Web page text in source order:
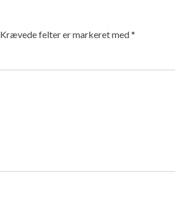
Krævede felter er markeret med*